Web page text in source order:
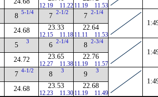
12.19 11.22 11.19 11.53
8 5-1/4
24.68
7 2-1/2
23.33
12.15 11.18
7 2-1/4
22.64
11.11 11.53
5 3
24.72
6 2-1/4
23.65
12.27 11.38
8 2-3/4
22.76
11.19 11.57
7 4-1/2
24.68
8 3
23.53
12.23 11.30
9 3
22.68
11.19 11.49